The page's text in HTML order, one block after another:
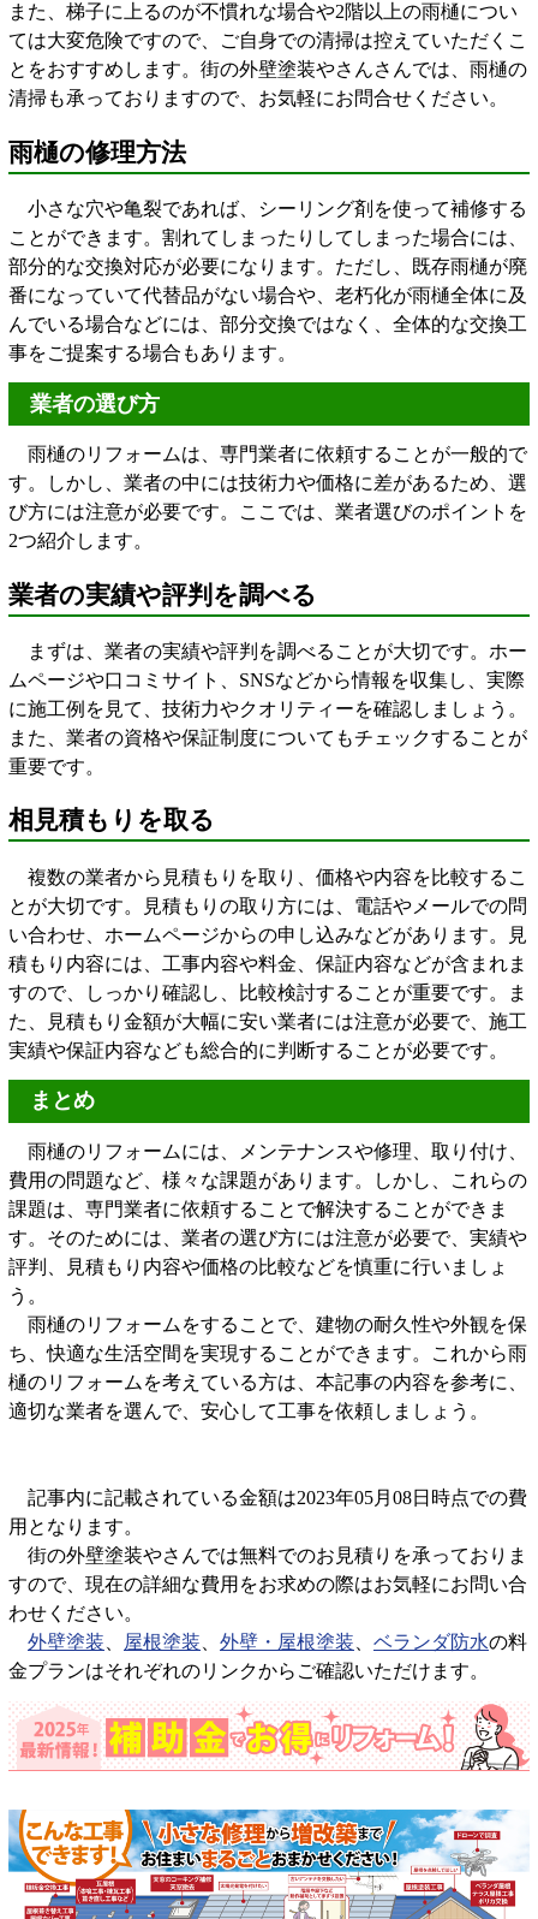
また、梯子に上るのが不慣れな場合や2階以上の雨樋につい
ては大変危険ですので、ご自身での清掃は控えていただくこ
とをおすすめします。街の外壁塗装やさんさんでは、雨樋の
清掃も承っておりますので、お気軽にお問合せください。
雨樋の修理方法
小さな穴や亀裂であれば、シーリング剤を使って補修する
ことができます。割れてしまったりしてしまった場合には、
部分的な交換対応が必要になります。ただし、既存雨樋が廃
番になっていて代替品がない場合や、老朽化が雨樋全体に及
んでいる場合などには、部分交換ではなく、全体的な交換工
事をご提案する場合もあります。
業者の選び方
雨樋のリフォームは、専門業者に依頼することが一般的で
す。しかし、業者の中には技術力や価格に差があるため、選
び方には注意が必要です。ここでは、業者選びのポイントを
2つ紹介します。
業者の実績や評判を調べる
まずは、業者の実績や評判を調べることが大切です。ホー
ムページや口コミサイト、SNSなどから情報を収集し、実際
に施工例を見て、技術力やクオリティーを確認しましょう。
また、業者の資格や保証制度についてもチェックすることが
重要です。
相見積もりを取る
複数の業者から見積もりを取り、価格や内容を比較するこ
とが大切です。見積もりの取り方には、電話やメールでの問
い合わせ、ホームページからの申し込みなどがあります。見
積もり内容には、工事内容や料金、保証内容などが含まれま
すので、しっかり確認し、比較検討することが重要です。ま
た、見積もり金額が大幅に安い業者には注意が必要で、施工
実績や保証内容なども総合的に判断することが必要です。
まとめ
雨樋のリフォームには、メンテナンスや修理、取り付け、
費用の問題など、様々な課題があります。しかし、これらの
課題は、専門業者に依頼することで解決することができま
す。そのためには、業者の選び方には注意が必要で、実績や
評判、見積もり内容や価格の比較などを慎重に行いましょ
う。
雨樋のリフォームをすることで、建物の耐久性や外観を保
ち、快適な生活空間を実現することができます。これから雨
樋のリフォームを考えている方は、本記事の内容を参考に、
適切な業者を選んで、安心して工事を依頼しましょう。
記事内に記載されている金額は2023年05月08日時点での費
用となります。
街の外壁塗装やさんでは無料でのお見積りを承っておりま
すので、現在の詳細な費用をお求めの際はお気軽にお問い合
わせください。
外壁塗装
屋根塗装 外壁・屋根塗装 ベランダ防水の料
金プランはそれぞれのリンクからご確認いただけます。